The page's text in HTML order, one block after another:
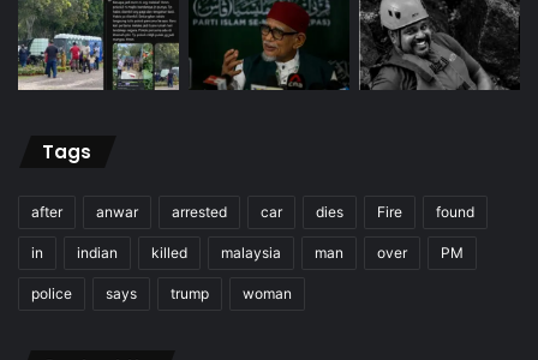
Tags
after anwar arrested car dies Fire found
in indian killed malaysia man over PM
police says trump woman